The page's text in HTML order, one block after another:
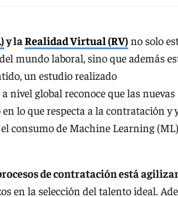
y laRealidad Virtual (RV) no solo
mundo laboral, sino que además
un estudio realizado
nivel global reconoce que las nuevas
lo que respecta a la contratación y
consumo de Machine Learning (ML)
de contratación está
en la selección del talento ideal.